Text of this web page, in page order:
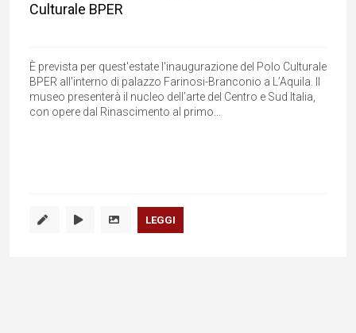
Culturale BPER
È prevista per quest'estate l'inaugurazione del Polo Culturale
BPER all'interno di palazzo Farinosi-Branconio a L’Aquila. Il
museo presenterà il nucleo dell’arte del Centro e Sud Italia,
con opere dal Rinascimento al primo...
LEGGI